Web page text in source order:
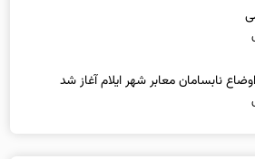
نابسامان معابر شهر ایلام آغاز شد